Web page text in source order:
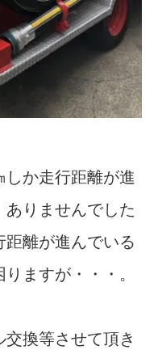
か走行距離が進
ありませんでした
離が進んでいる
ますが・・・。
換等させて頂き